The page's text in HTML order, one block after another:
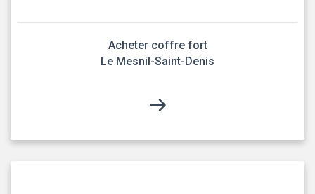
Acheter coffre fort
Le Mesnil-Saint-Denis